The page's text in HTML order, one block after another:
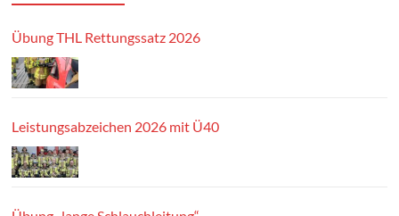
Übung THL Rettungssatz 2026
Leistungsabzeichen 2026 mit Ü40